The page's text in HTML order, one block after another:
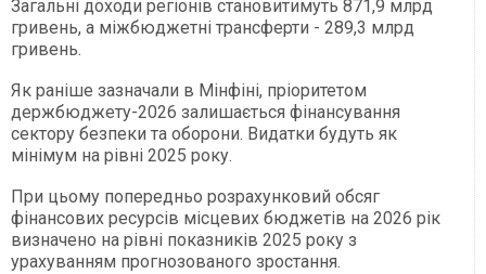
Загальні доходи регіонів становитимуть 871,9 млрд
гривень, а міжбюджетні трансферти - 289,3 млрд
гривень.
Як раніше зазначали в Мінфіні, пріоритетом
держбюджету-2026 залишається фінансування
сектору безпеки та оборони. Видатки будуть як
мінімум на рівні 2025 року.
При цьому попередньо розрахунковий обсяг
фінансових ресурсів місцевих бюджетів на 2026 рік
визначено на рівні показників 2025 року з
урахуванням прогнозованого зростання.